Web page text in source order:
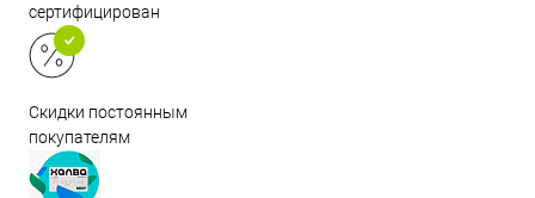
сертифицирован
Скидки постоянным
покупателям